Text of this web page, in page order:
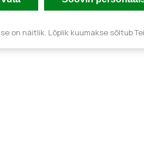
on näitlik. Lõplik kuumakse sõltub